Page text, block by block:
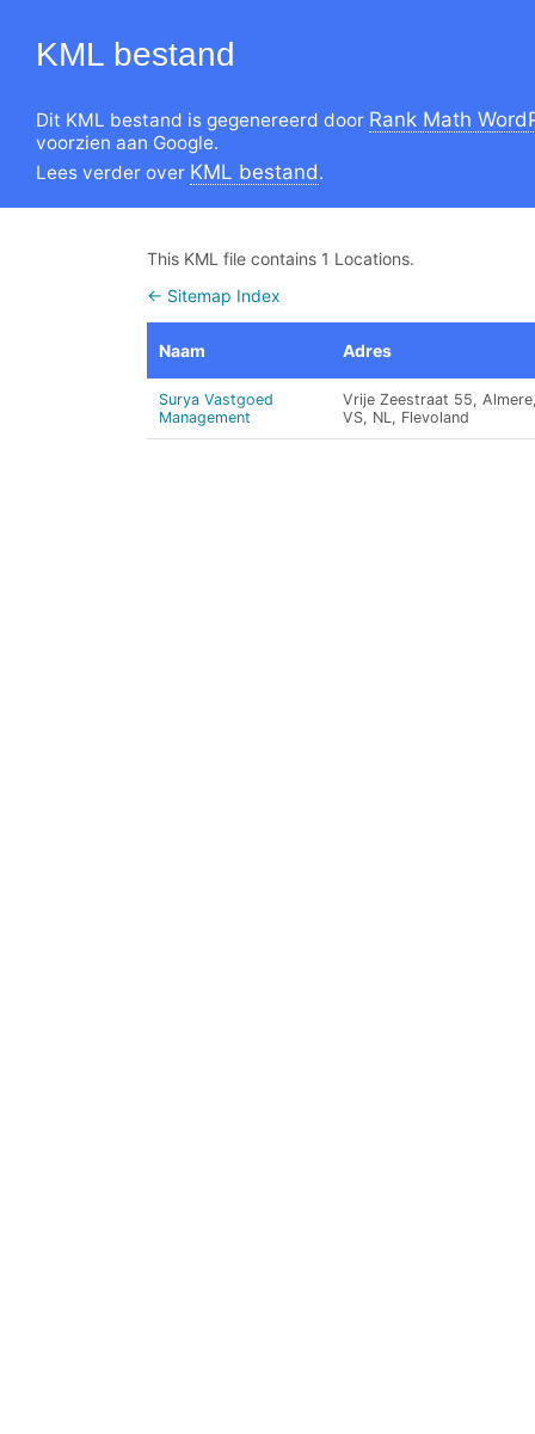
KML bestand
Dit KML bestand is gegenereerd door Rank Math
voorzien aan Google.
Lees verder over KML bestand.
This KML file contains 1 Locations.
← Sitemap Index
Naam Adres
Surya Vastgoed
Management
Vrije Zeestraat 55,
VS, NL, Flevoland